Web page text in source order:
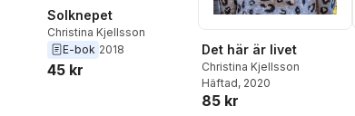
Solknepet
Christina Kjellsson
E-bok 2018
45 kr
Det här är livet
Christina Kjellsson
Häftad, 2020
85 kr